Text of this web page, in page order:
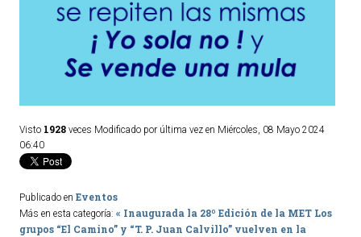
Visto 1928 veces Modificado por última vez en Miércoles, 08 Mayo 2024
06:40
Publicado en Eventos
Más en esta categoría: « Inaugurada la 28º Edición de la MET Los
grupos “El Camino” y “T. P. Juan Calvillo” vuelven en la